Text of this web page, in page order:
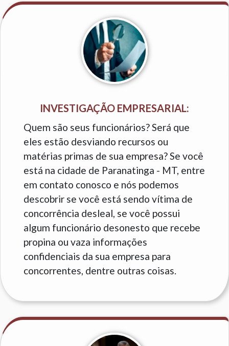
INVESTIGAÇÃO EMPRESARIAL:
Quem são seus funcionários? Será que
eles estão desviando recursos ou
matérias primas de sua empresa? Se você
está na cidade de Paranatinga - MT, entre
em contato conosco e nós podemos
descobrir se você está sendo vítima de
concorrência desleal, se você possui
algum funcionário desonesto que recebe
propina ou vaza informações
confidenciais da sua empresa para
concorrentes, dentre outras coisas.